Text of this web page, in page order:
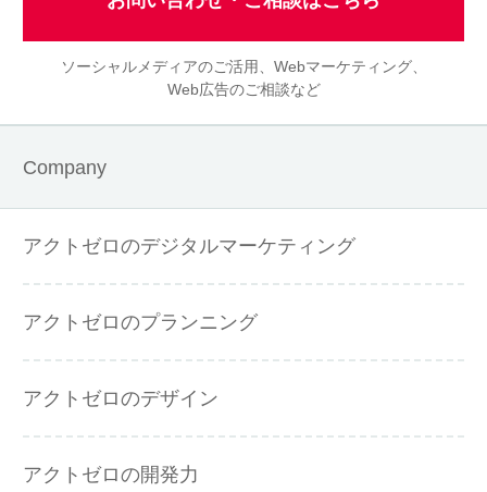
ソーシャルメディアのご活用、Webマーケティング、
Web広告のご相談など
Company
アクトゼロのデジタルマーケティング
アクトゼロのプランニング
アクトゼロのデザイン
アクトゼロの開発力